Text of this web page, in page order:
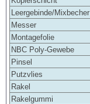
Leergebinde/Mixbecher
Messer
Montagefolie
NBC Poly-Gewebe
Pinsel
Putzvlies
Rakel
Rakelgummi